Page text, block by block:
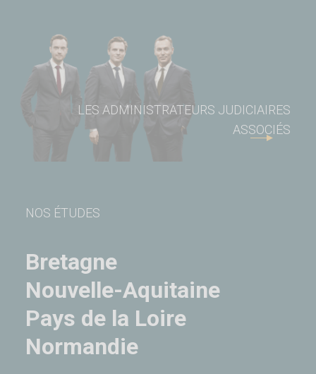
LES ADMINISTRATEURS JUDICIAIRES
ASSOCIÉS
NOS ÉTUDES
Bretagne
Nouvelle-Aquitaine
Pays de la Loire
Normandie